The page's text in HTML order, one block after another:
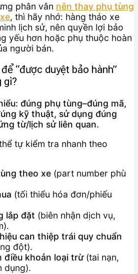
phân vân nên thay phụ tùng
, thì hãy nhớ: hàng tháo xe
lịch sử, nên quyền lợi bảo
yếu hơn hoặc phụ thuộc hoàn
người bán.
“được duyệt bảo hành”
gì?
đúng phụ tùng–đúng mã,
kỹ thuật, sử dụng đúng
từ/lịch sử liên quan.
tự kiểm tra nhanh theo
theo xe (part number phù
(tối thiểu hóa đơn/phiếu
lắp đặt (biên nhận dịch vụ,
can thiệp trái quy chuẩn
đột).
điều khoản loại trừ(tai nạn,
dụng).